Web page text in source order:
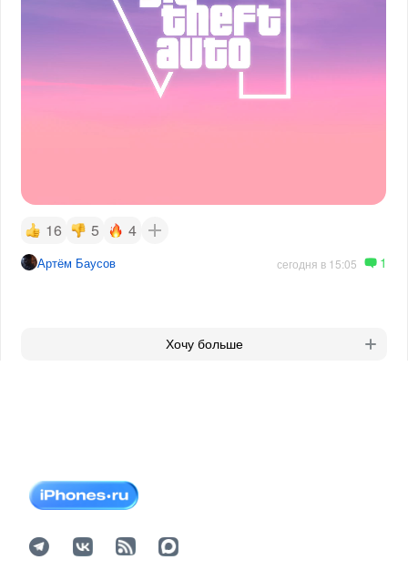
16 5 4
Артём Баусов сегодня в 15:05 1
Хочу больше